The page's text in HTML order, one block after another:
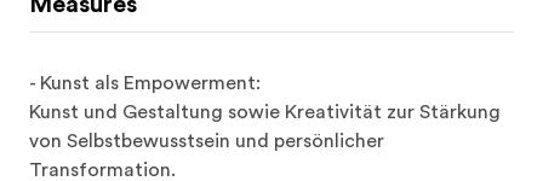
Measures
- Kunst als Empowerment:
Kunst und Gestaltung sowie Kreativität zur Stärkung
von Selbstbewusstsein und persönlicher
Transformation.